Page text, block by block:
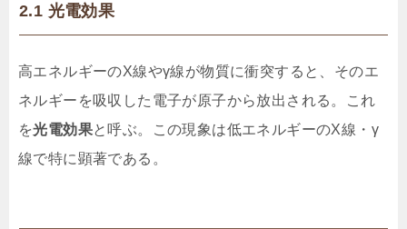
2.1 光電効果
高エネルギーのX線やγ線が物質に衝突すると、そのエ
ネルギーを吸収した電子が原子から放出される。これ
を光電効果と呼ぶ。この現象は低エネルギーのX線・γ
線で特に顕著である。